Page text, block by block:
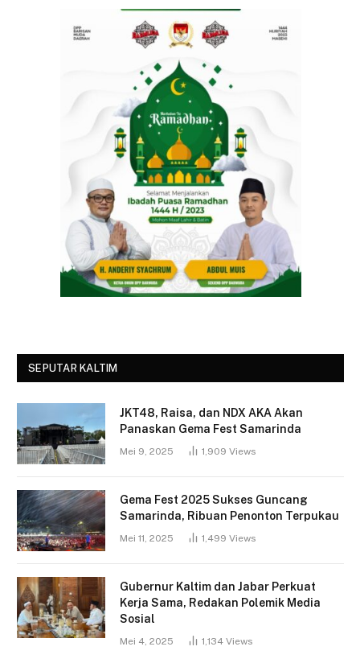
SEPUTAR KALTIM
JKT48, Raisa, dan NDX AKA Akan
Panaskan Gema Fest Samarinda
Mei 9, 2025 1,909 Views
Gema Fest 2025 Sukses Guncang
Samarinda, Ribuan Penonton Terpukau
Mei 11, 2025 1,499 Views
Gubernur Kaltim dan Jabar Perkuat
Kerja Sama, Redakan Polemik Media
Sosial
Mei 4, 2025 1,134 Views